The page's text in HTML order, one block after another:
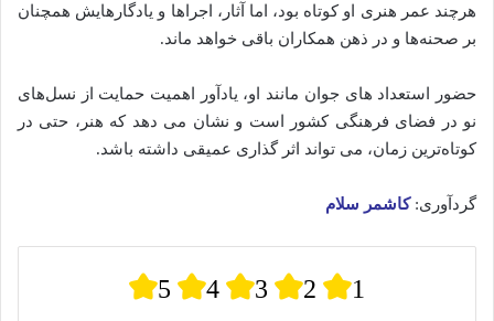
هرچند عمر هنری او کوتاه بود، اما آثار، اجراها و یادگارهایش همچنان
بر صحنه‌ها و در ذهن همکاران باقی خواهد ماند.
حضور استعداد های جوان مانند او، یادآور اهمیت حمایت از نسل‌های
نو در فضای فرهنگی کشور است و نشان می‌ دهد که هنر، حتی در
کوتاه‌ترین زمان، می‌ تواند اثر گذاری عمیقی داشته باشد.
گردآوری:کاشمر سلام
5 4 3 2 1